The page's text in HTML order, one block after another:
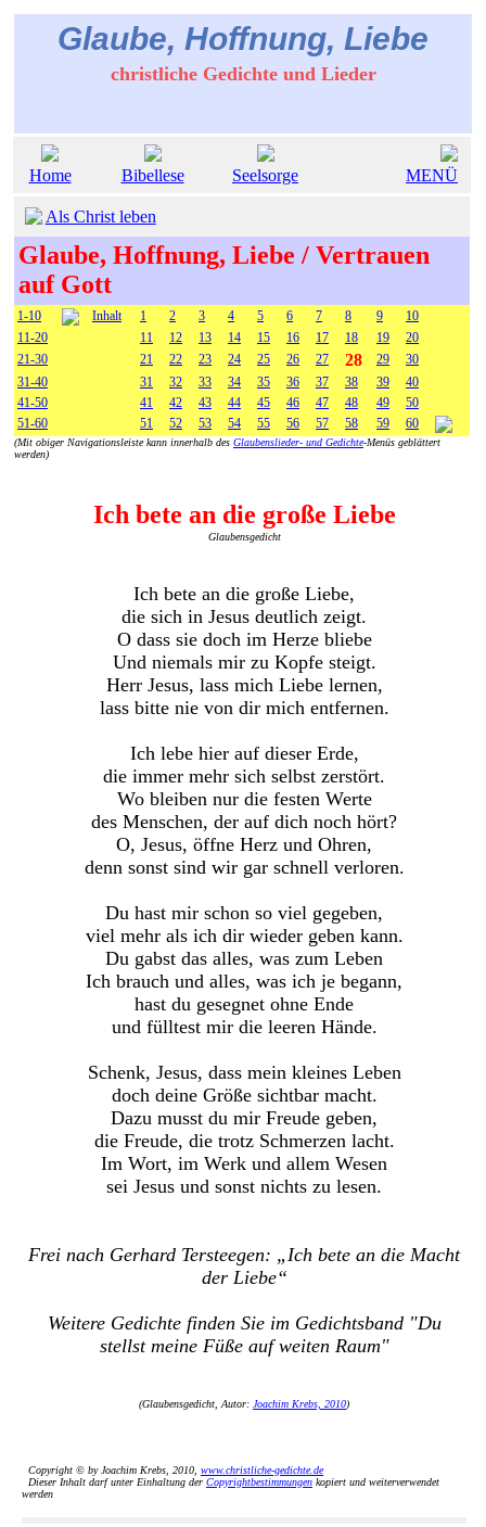
Glaube, Hoffnung, Liebe
christliche Gedichte und Lieder
Home Bibellese Seelsorge MENÜ
Als Christ leben
Glaube, Hoffnung, Liebe / Vertrauen
auf Gott
1-10 Inhalt 1 2 3 4 5 6 7 8 9
10
11-20
11 12 13 14 15 16 17 18 19
20
21-30
21 22 23 24 25 26 27 28 29
30
31-40
31 32 33 34 35 36 37 38 39
40
41-50
41 42 43 44 45 46 47 48 49
50
51-60
51 52 53 54 55 56 57 58 59 60
(Mit obiger Navigationsleiste kann innerhalb des Glaubenslieder- und Gedichte-Menüs geblättert
werden)
Ich bete an die große Liebe
Glaubensgedicht
Ich bete an die große Liebe,
die sich in Jesus deutlich zeigt.
O dass sie doch im Herze bliebe
Und niemals mir zu Kopfe steigt.
Herr Jesus, lass mich Liebe lernen,
lass bitte nie von dir mich entfernen.
Ich lebe hier auf dieser Erde,
die immer mehr sich selbst zerstört.
Wo bleiben nur die festen Werte
des Menschen, der auf dich noch hört?
O, Jesus, öffne Herz und Ohren,
denn sonst sind wir gar schnell verloren.
Du hast mir schon so viel gegeben,
viel mehr als ich dir wieder geben kann.
Du gabst das alles, was zum Leben
Ich brauch und alles, was ich je begann,
hast du gesegnet ohne Ende
und fülltest mir die leeren Hände.
Schenk, Jesus, dass mein kleines Leben
doch deine Größe sichtbar macht.
Dazu musst du mir Freude geben,
die Freude, die trotz Schmerzen lacht.
Im Wort, im Werk und allem Wesen
sei Jesus und sonst nichts zu lesen.
Frei nach Gerhard Tersteegen: „Ich bete an die Macht
der Liebe“
Weitere Gedichte finden Sie im Gedichtsband "Du
stellst meine Füße auf weiten Raum"
(Glaubensgedicht, Autor: Joachim Krebs, 2010)
Copyright © by Joachim Krebs, 2010, www.christliche-gedichte.de
Dieser Inhalt darf unter Einhaltung der Copyrightbestimmungen kopiert und weiterverwendet
werden